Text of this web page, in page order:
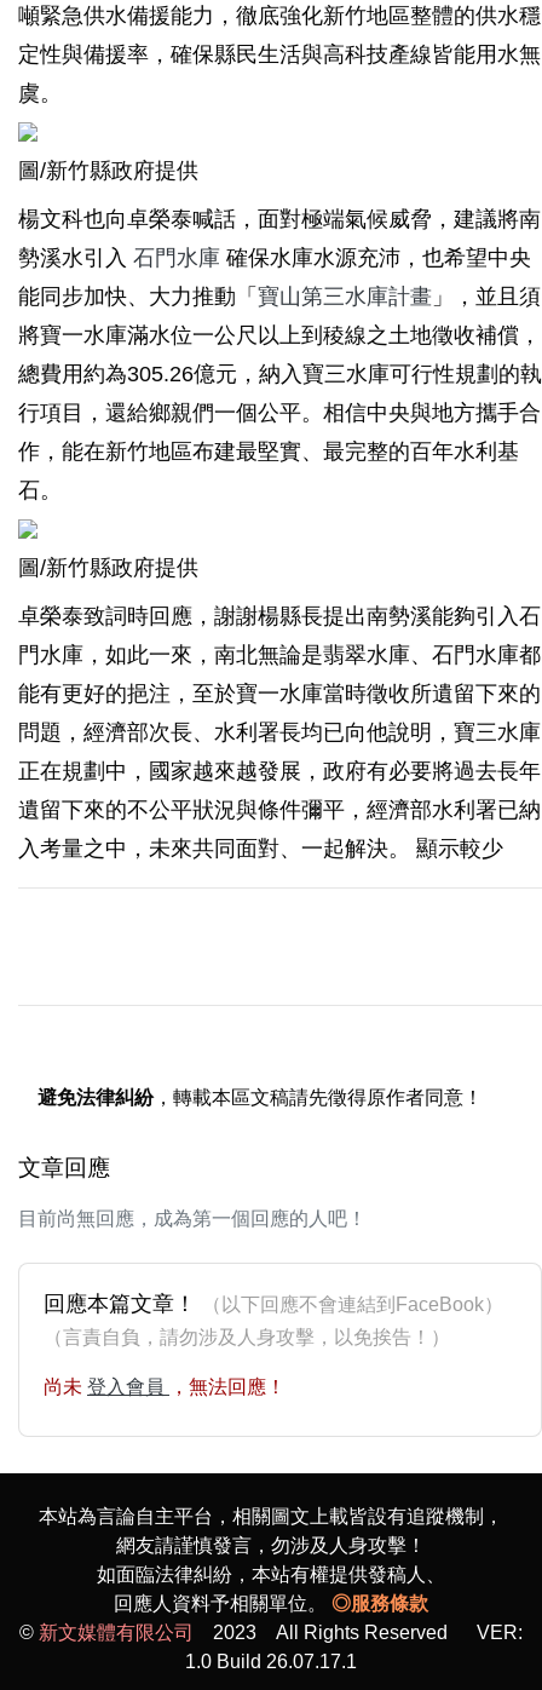
噸緊急供水備援能力，徹底強化新竹地區整體的供水穩
定性與備援率，確保縣民生活與高科技產線皆能用水無
虞。
圖/新竹縣政府提供
楊文科也向卓榮泰喊話，面對極端氣候威脅，建議將南
勢溪水引入 石門水庫 確保水庫水源充沛，也希望中央
能同步加快、大力推動「 寶山第三水庫計畫 」，並且須
將寶一水庫滿水位一公尺以上到稜線之土地徵收補償，
總費用約為305.26億元，納入寶三水庫可行性規劃的執
行項目，還給鄉親們一個公平。相信中央與地方攜手合
作，能在新竹地區布建最堅實、最完整的百年水利基
石。
圖/新竹縣政府提供
卓榮泰致詞時回應，謝謝楊縣長提出南勢溪能夠引入石
門水庫，如此一來，南北無論是翡翠水庫、石門水庫都
能有更好的挹注，至於寶一水庫當時徵收所遺留下來的
問題，經濟部次長、水利署長均已向他說明，寶三水庫
正在規劃中，國家越來越發展，政府有必要將過去長年
遺留下來的不公平狀況與條件彌平，經濟部水利署已納
入考量之中，未來共同面對、一起解決。 顯示較少
避免法律糾紛，轉載本區文稿請先徵得原作者同意！
文章回應
目前尚無回應，成為第一個回應的人吧！
回應本篇文章！
（以下回應不會連結到FaceBook）
（言責自負，請勿涉及人身攻擊，以免挨告！）
尚未 登入會員 ，無法回應！
本站為言論自主平台，相關圖文上載皆設有追蹤機制，
網友請謹慎發言，勿涉及人身攻擊！
如面臨法律糾紛，本站有權提供發稿人、
回應人資料予相關單位。 ◎服務條款
© 新文媒體有限公司
2023 All Rights Reserved VER:
1.0 Build 26.07.17.1